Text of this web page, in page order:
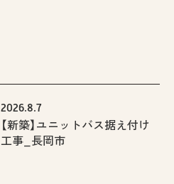
2026.8.7
【新築】ユニットバス据え付け
工事_長岡市